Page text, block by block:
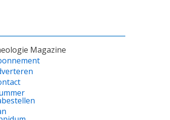
Magazine